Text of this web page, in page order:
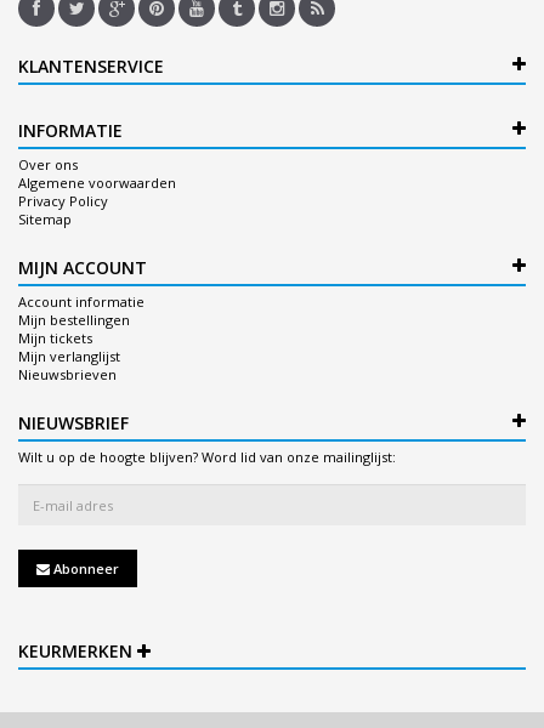
KLANTENSERVICE
INFORMATIE
Over ons
Algemene voorwaarden
Privacy Policy
Sitemap
MIJN ACCOUNT
Account informatie
Mijn bestellingen
Mijn tickets
Mijn verlanglijst
Nieuwsbrieven
NIEUWSBRIEF
Wilt u op de hoogte blijven? Word lid van onze mailinglijst:
Abonneer
KEURMERKEN